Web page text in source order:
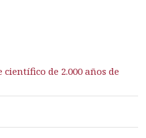
de 2.000 años de